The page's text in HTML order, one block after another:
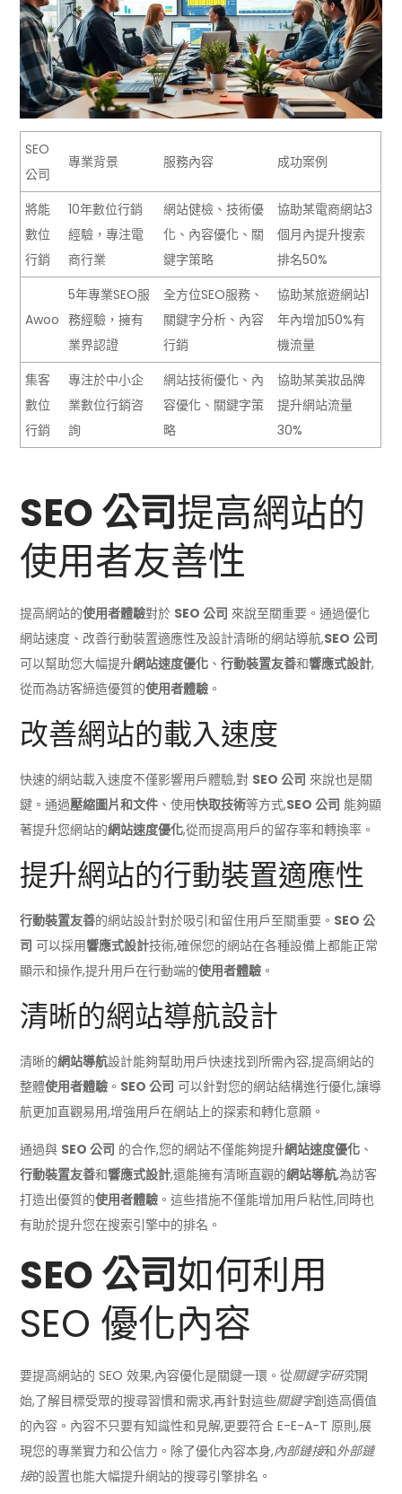
SEO
公司
專業背景 服務內容 成功案例
將能
數位
行銷
10年數位行銷
經驗，專注電
商行業
網站健檢、技術優
化、內容優化、關
鍵字策略
協助某電商網站3
個月內提升搜索
排名50%
Awoo
5年專業SEO服
務經驗，擁有
業界認證
全方位SEO服務、
關鍵字分析、內容
行銷
協助某旅遊網站1
年內增加50%有
機流量
集客
數位
行銷
專注於中小企
業數位行銷咨
詢
網站技術優化、內
容優化、關鍵字策
略
協助某美妝品牌
提升網站流量
30%
SEO 公司提高網站的
使用者友善性
提高網站的使用者體驗對於 SEO 公司 來說至關重要。通過優化
網站速度、改善行動裝置適應性及設計清晰的網站導航,SEO 公司
可以幫助您大幅提升網站速度優化 、行動裝置友善和響應式設計,
從而為訪客締造優質的使用者體驗 。
改善網站的載入速度
快速的網站載入速度不僅影響用戶體驗,對 SEO 公司 來說也是關
鍵。通過壓縮圖片和文件 、使用快取技術等方式,SEO 公司 能夠顯
著提升您網站的網站速度優化,從而提高用戶的留存率和轉換率。
提升網站的行動裝置適應性
行動裝置友善的網站設計對於吸引和留住用戶至關重要。 SEO 公
司 可以採用響應式設計技術,確保您的網站在各種設備上都能正常
顯示和操作,提升用戶在行動端的使用者體驗 。
清晰的網站導航設計
清晰的網站導航設計能夠幫助用戶快速找到所需內容,提高網站的
整體使用者體驗 。 SEO 公司 可以針對您的網站結構進行優化,讓導
航更加直觀易用,增強用戶在網站上的探索和轉化意願。
通過與 SEO 公司 的合作,您的網站不僅能夠提升網站速度優化 、
行動裝置友善和響應式設計,還能擁有清晰直觀的網站導航,為訪客
打造出優質的使用者體驗 。這些措施不僅能增加用戶粘性,同時也
有助於提升您在搜索引擎中的排名。
SEO 公司如何利用
SEO 優化內容
要提高網站的 SEO 效果,內容優化是關鍵一環。從關鍵字研究開
始,了解目標受眾的搜尋習慣和需求,再針對這些關鍵字創造高價值
的內容。內容不只要有知識性和見解,更要符合 E-E-A-T 原則,展
現您的專業實力和公信力。除了優化內容本身,內部鏈接和外部鏈
接的設置也能大幅提升網站的搜尋引擎排名。